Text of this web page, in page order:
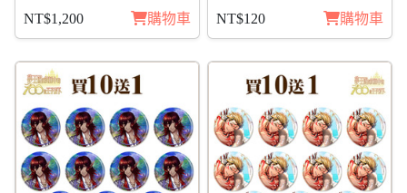
NT$1,200 購物車
NT$120
購物車